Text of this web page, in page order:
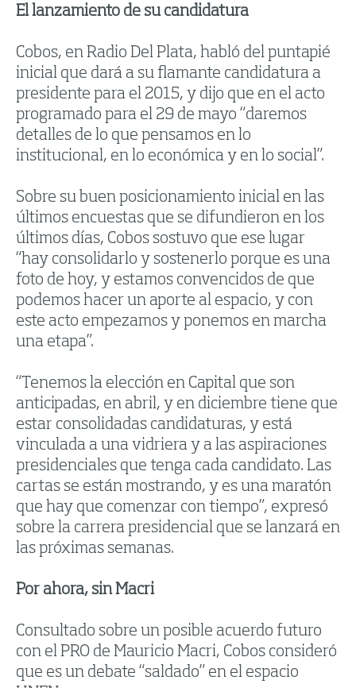
El lanzamiento de su candidatura
Cobos, en Radio Del Plata, habló del puntapié
inicial que dará a su flamante candidatura a
presidente para el 2015, y dijo que en el acto
programado para el 29 de mayo “daremos
detalles de lo que pensamos en lo
institucional, en lo económica y en lo social”.
Sobre su buen posicionamiento inicial en las
últimos encuestas que se difundieron en los
últimos días, Cobos sostuvo que ese lugar
“hay consolidarlo y sostenerlo porque es una
foto de hoy, y estamos convencidos de que
podemos hacer un aporte al espacio, y con
este acto empezamos y ponemos en marcha
una etapa”.
“Tenemos la elección en Capital que son
anticipadas, en abril, y en diciembre tiene que
estar consolidadas candidaturas, y está
vinculada a una vidriera y a las aspiraciones
presidenciales que tenga cada candidato. Las
cartas se están mostrando, y es una maratón
que hay que comenzar con tiempo”, expresó
sobre la carrera presidencial que se lanzará en
las próximas semanas.
Por ahora, sin Macri
Consultado sobre un posible acuerdo futuro
con el PRO de Mauricio Macri, Cobos consideró
que es un debate “saldado” en el espacio